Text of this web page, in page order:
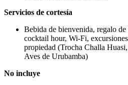
Servicios de cortesía
Bebida de bienvenida, regalo
cocktail hour, Wi-Fi,
propiedad (Trocha Challa
Aves de Urubamba)
No incluye